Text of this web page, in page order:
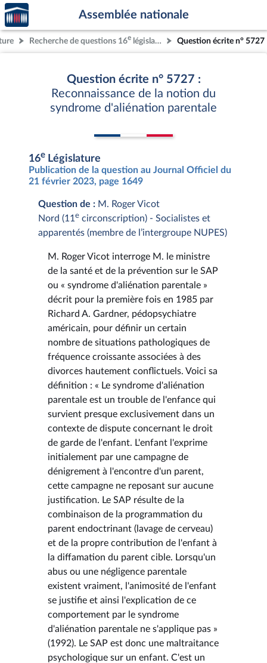
Aller au contenu
Aller en bas de la page
Accèder
à la
page
d'accueil
Assemblée nationale
Recherche de questions 16e législature Question écrite n° 5727
Question écrite n° 5727 :
Reconnaissance de la notion du
syndrome d'aliénation parentale
16e Législature
Publication de la question au Journal Officiel du
21 février 2023, page 1649
Question de : M. Roger Vicot
Nord (11 e circonscription) - Socialistes et
apparentés (membre de l’intergroupe NUPES)
M. Roger Vicot interroge M. le ministre
de la santé et de la prévention sur le SAP
ou « syndrome d'aliénation parentale »
décrit pour la première fois en 1985 par
Richard A. Gardner, pédopsychiatre
américain, pour définir un certain
nombre de situations pathologiques de
fréquence croissante associées à des
divorces hautement conflictuels. Voici sa
définition : « Le syndrome d'aliénation
parentale est un trouble de l'enfance qui
survient presque exclusivement dans un
contexte de dispute concernant le droit
de garde de l'enfant. L'enfant l'exprime
initialement par une campagne de
dénigrement à l'encontre d'un parent,
cette campagne ne reposant sur aucune
justification. Le SAP résulte de la
combinaison de la programmation du
parent endoctrinant (lavage de cerveau)
et de la propre contribution de l'enfant à
la diffamation du parent cible. Lorsqu'un
abus ou une négligence parentale
existent vraiment, l'animosité de l'enfant
se justifie et ainsi l'explication de ce
comportement par le syndrome
d'aliénation parentale ne s'applique pas »
(1992). Le SAP est donc une maltraitance
psychologique sur un enfant. C'est un